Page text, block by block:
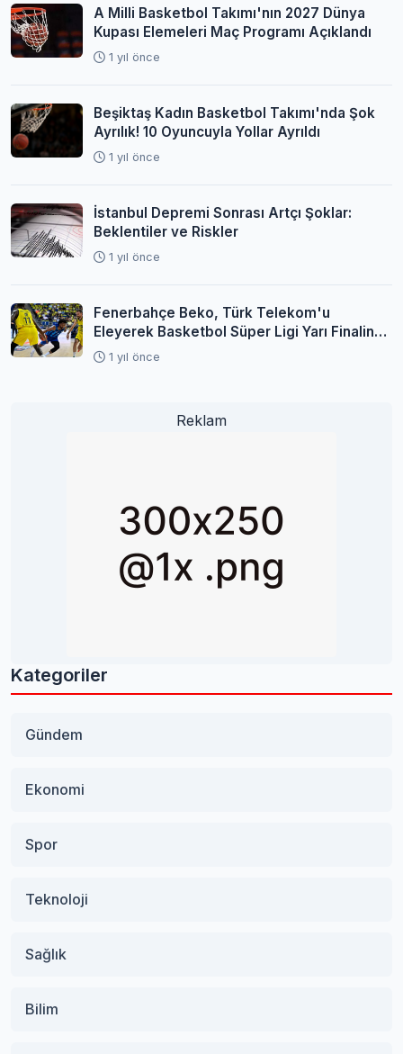
A Milli Basketbol Takımı'nın 2027 Dünya
Kupası Elemeleri Maç Programı Açıklandı
1 yıl önce
Beşiktaş Kadın Basketbol Takımı'nda Şok
Ayrılık! 10 Oyuncuyla Yollar Ayrıldı
1 yıl önce
İstanbul Depremi Sonrası Artçı Şoklar:
Beklentiler ve Riskler
1 yıl önce
Fenerbahçe Beko, Türk Telekom'u
Eleyerek Basketbol Süper Ligi Yarı Finaline
Yükseldi
1 yıl önce
Reklam
Kategoriler
Gündem
Ekonomi
Spor
Teknoloji
Sağlık
Bilim